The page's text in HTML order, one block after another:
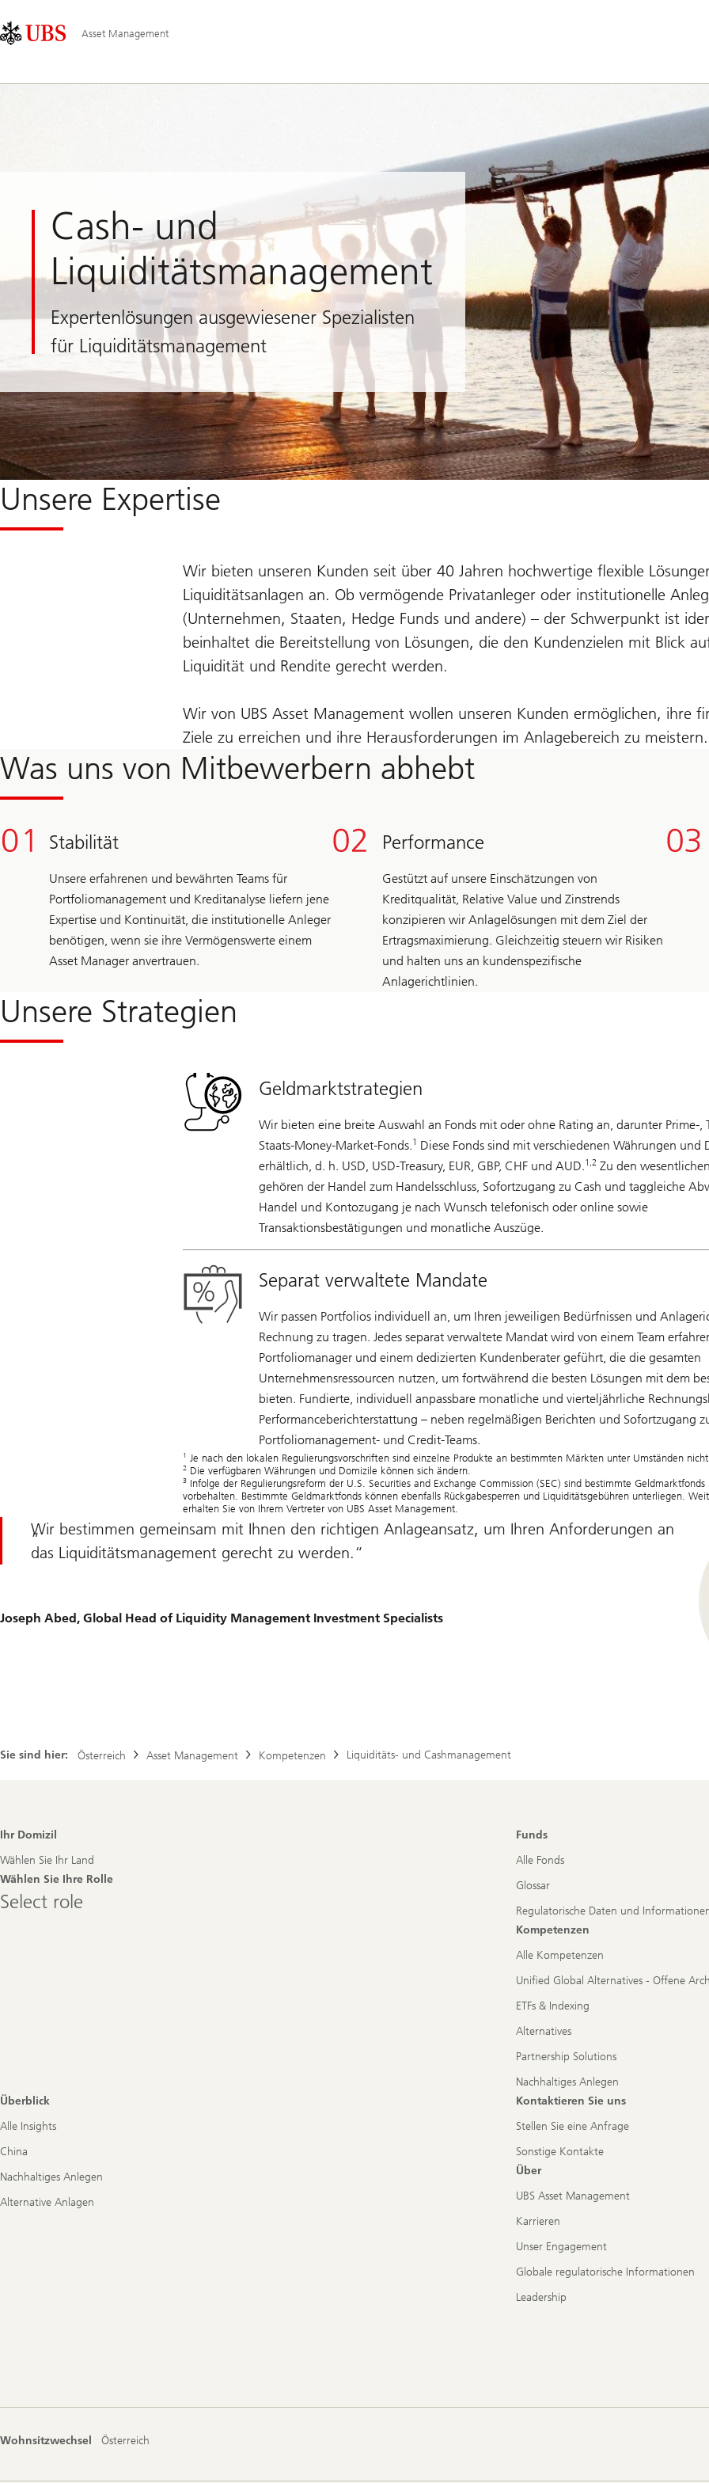
Area
Asset Management
Cash- und
Liquiditätsmanagement
Expertenlösungen ausgewiesener Spezialisten
für Liquiditätsmanagement
Unsere Expertise
Wir bieten unseren Kunden seit über 40 Jahren hochwertige flexible
Liquiditätsanlagen an. Ob vermögende Privatanleger oder institutionelle
(Unternehmen, Staaten, Hedge Funds und andere) – der Schwerpunkt ist
beinhaltet die Bereitstellung von Lösungen, die den Kundenzielen mit Blick
Liquidität und Rendite gerecht werden.
Wir von UBS Asset Management wollen unseren Kunden ermöglichen, ihre
Ziele zu erreichen und ihre Herausforderungen im Anlagebereich zu meistern.
Was uns von Mitbewerbern abhebt
Stabilität
Unsere erfahrenen und bewährten Teams für
Portfoliomanagement und Kreditanalyse liefern jene
Expertise und Kontinuität, die institutionelle Anleger
benötigen, wenn sie ihre Vermögenswerte einem
Asset Manager anvertrauen.
Performance
Gestützt auf unsere Einschätzungen von
Kreditqualität, Relative Value und Zinstrends
konzipieren wir Anlagelösungen mit dem Ziel der
Ertragsmaximierung. Gleichzeitig steuern wir Risiken
und halten uns an kundenspezifische
Anlagerichtlinien.
Unsere Strategien
Geldmarktstrategien
Wir bieten eine breite Auswahl an Fonds mit oder ohne Rating an, darunter Prime-,
Staats-Money-Market-Fonds.1 Diese Fonds sind mit verschiedenen Währungen und
erhältlich, d. h. USD, USD-Treasury, EUR, GBP, CHF und AUD.1,2 Zu den
gehören der Handel zum Handelsschluss, Sofortzugang zu Cash und taggleiche
Handel und Kontozugang je nach Wunsch telefonisch oder online sowie
Transaktionsbestätigungen und monatliche Auszüge.
Separat verwaltete Mandate
Wir passen Portfolios individuell an, um Ihren jeweiligen Bedürfnissen und
Rechnung zu tragen. Jedes separat verwaltete Mandat wird von einem Team
Portfoliomanager und einem dedizierten Kundenberater geführt, die die gesamten
Unternehmensressourcen nutzen, um fortwährend die besten Lösungen mit dem
bieten. Fundierte, individuell anpassbare monatliche und vierteljährliche
Performanceberichterstattung – neben regelmäßigen Berichten und Sofortzugang
Portfoliomanagement- und Credit-Teams.
1 Je nach den lokalen Regulierungsvorschriften sind einzelne Produkte an bestimmten Märkten unter Umständen
2Die verfügbaren Währungen und Domizile können sich ändern.
3Infolge der Regulierungsreform der U.S. Securities and Exchange Commission (SEC) sind bestimmte Geldmarktfonds
vorbehalten. Bestimmte Geldmarktfonds können ebenfalls Rückgabesperren und Liquiditätsgebühren unterliegen.
erhalten Sie von Ihrem Vertreter von UBS Asset Management.
Wir bestimmen gemeinsam mit Ihnen den richtigen Anlageansatz, um Ihren Anforderungen an
das Liquiditätsmanagement gerecht zu werden.
Joseph Abed, Global Head of Liquidity Management Investment Specialists
Sie sind hier: Österreich Asset Management Kompetenzen Liquiditäts- und Cashmanagement
Footer
Ihr Domizil
Wählen Sie Ihr Land
Wählen Sie Ihre Rolle
Select
role
Select role
Funds
Alle Fonds
Glossar
Regulatorische Daten und
Kompetenzen
Alle Kompetenzen
Unified Global Alternatives - Offene
ETFs & Indexing
Alternatives
Partnership Solutions
Nachhaltiges Anlegen
Überblick
Alle Insights
China
Nachhaltiges Anlegen
Alternative Anlagen
Kontaktieren Sie uns
Stellen Sie eine Anfrage
Sonstige Kontakte
Über
UBS Asset Management
Karrieren
Unser Engagement
Globale regulatorische Informationen
Leadership
Wohnsitzwechsel Österreich